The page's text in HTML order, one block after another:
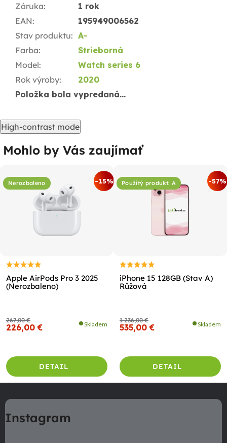
Záruka:
1 rok
EAN:
195949006562
Stav produktu: A-
Farba:
Strieborná
Model:
Watch series 6
Rok výroby:
2020
Položka bola vypredaná…
High-contrast mode
Mohlo by Vás zaujímať
Nerozbaleno -15%
Apple AirPods Pro 3 2025
(Nerozbaleno)
267,00 €
226,00 € Skladem
DETAIL
Použitý produkt: A -57%
iPhone 15 128GB (Stav A)
Růžová
1 236,00 €
535,00 € Skladem
DETAIL
á
pInstagram